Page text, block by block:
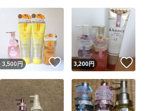
ね！
3,500円 いいね！
3,200円